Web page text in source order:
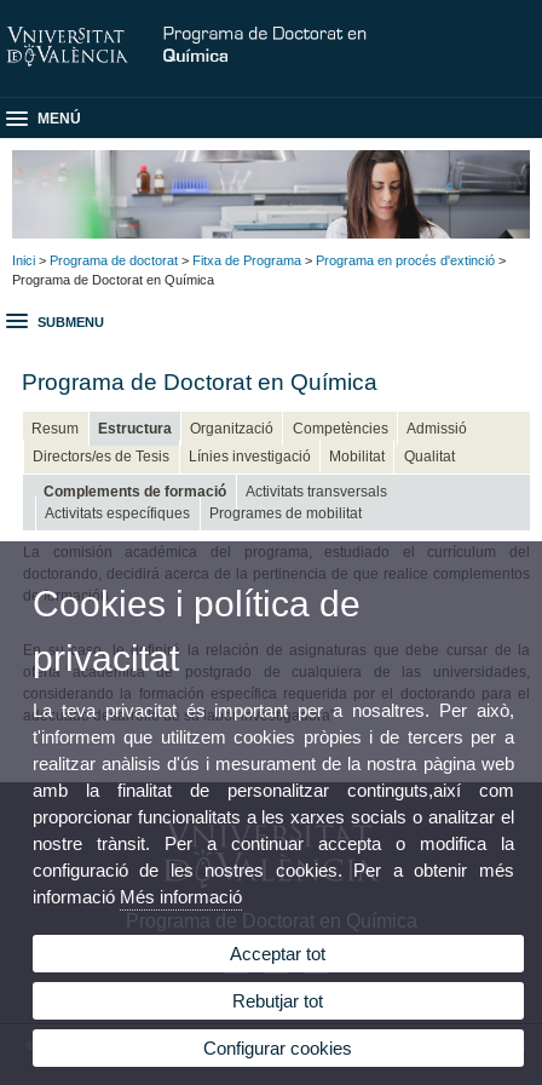
MENÚ
Inici > Programa de doctorat > Fitxa de Programa > Programa en procés d'extinció >
Programa de Doctorat en Química
SUBMENU
Programa de Doctorat en Química
Resum Estructura Organització Competències
Admissió
Directors/es de Tesis
Línies investigació Mobilitat Qualitat
Complements de formació
Activitats transversals
Activitats específiques
Programes de mobilitat
La comisión académica del programa, estudiado el currículum del
doctorando, decidirá acerca de la pertinencia de que realice complementos
de formación.
En su caso, le definirá la relación de asignaturas que debe cursar de la
oferta académica de postgrado de cualquiera de las universidades,
considerando la formación específica requerida por el doctorando para el
adecuado desarrollo de su labor investigadora”
Programa de Doctorat en Química
© 2026 UV. - Av. Vicent Andrés Estellés, 19. 46100 Burjassot. Espanya. Tel. (+34) 96 354
Cookies i política de
privacitat
La teva privacitat és important per a nosaltres. Per això,
t'informem que utilitzem cookies pròpies i de tercers per a
realitzar anàlisis d'ús i mesurament de la nostra pàgina web
amb la finalitat de personalitzar continguts,així com
proporcionar funcionalitats a les xarxes socials o analitzar el
nostre trànsit. Per a continuar accepta o modifica la
configuració de les nostres cookies. Per a obtenir més
informació Més informació
Acceptar tot
Rebutjar tot
Configurar cookies